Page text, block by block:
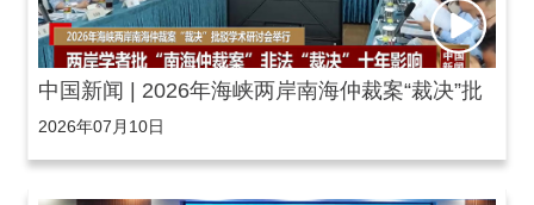
中国新闻 | 2026年海峡两岸南海仲裁案“裁决”批
驳学术研讨会举行
2026年07月10日